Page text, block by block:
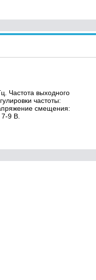
Частота выходного
частоты:
смещения:
9 В.